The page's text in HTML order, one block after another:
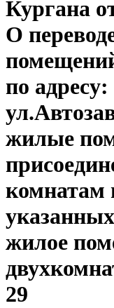
Кургана
О
по
жилые
комнатам
жилое
29